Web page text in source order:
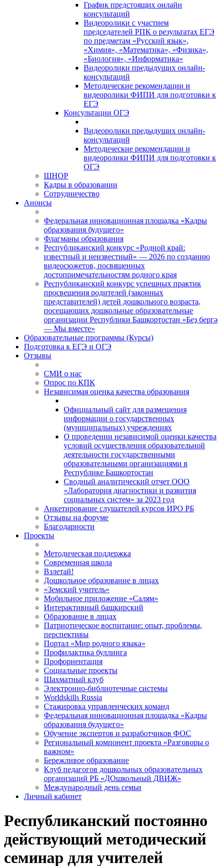
График предстоящих онлайн
консультаций
Видеоролики с участием
председателей РПК о результатах ЕГЭ
по предметам «Русский язык»,
«Химия», «Математика», «Физика»,
«Биология», «Информатика»
Видеоролики предыдущих онлайн-
консультаций
Методические рекомендации и
видеоролики ФИПИ для подготовки к
ЕГЭ
Консультации ОГЭ
Видеоролики предыдущих онлайн-
консультаций
Методические рекомендации и
видеоролики ФИПИ для подготовки к
ОГЭ
ШНОР
Кадры в образовании
Сотрудничество
Анонсы
Федеральная инновационная площадка «Кадры
образования будущего»
Флагманы образования
Республиканский конкурс «Родной край:
известный и неизвестный» — 2026 по созданию
видеосюжетов, посвященных
достопримечательностям родного края
Республиканский конкурс успешных практик
просвещения родителей (законных
представителей) детей дошкольного возраста,
посещающих дошкольные образовательные
организации Республики Башкортостан «Беҙ бергә
— Мы вместе»
Образовательные программы (Курсы)
Подготовка к ЕГЭ и ОГЭ
Отзывы
СМИ о нас
Опрос по КПК
Независимая оценка качества образования
Официальный сайт для размещения
информации о государственных
(муниципальных) учреждениях
О проведении независимой оценки качества
условий осуществления образовательной
деятельности государственными
образовательными организациями в
Республике Башкортостан
Сводный аналитический отчет ООО
«Лаборатория диагностики и развития
социальных систем» за 2023 год
Анкетирование слушателей курсов ИРО РБ
Отзывы на форуме
Благодарности
Проекты
Методическая поддержка
Современная школа
Взлетай!
Дошкольное образование в лицах
«Земский учитель»
Мобильное приложение «Салям»
Интерактивный башкирский
Образование в лицах
Патриотическое воспитание: опыт, проблемы,
перспективы
Портал «Мир родного языка»
Профилактика буллинга
Профориентация
Социальные проекты
Шахматный клуб
Электронно-библиотечные системы
Worldskills Russia
Стажировка управленческих команд
Федеральная инновационная площадка «Кадры
образования будущего»
Обучение экспертов и разработчиков ФОС
Региональный компонент проекта «Разговоры о
важном»
Бережливое образование
Клуб педагогов дошкольных образовательных
организаций РБ «ДОшкольный ДВИЖ»
Международный день семьи
Личный кабинет
Республиканский постоянно
действующий методический
семинар для учителей